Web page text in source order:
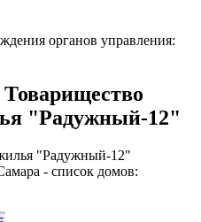
органов управления:
"Радужный-12"
"Радужный-12"
- список домов: